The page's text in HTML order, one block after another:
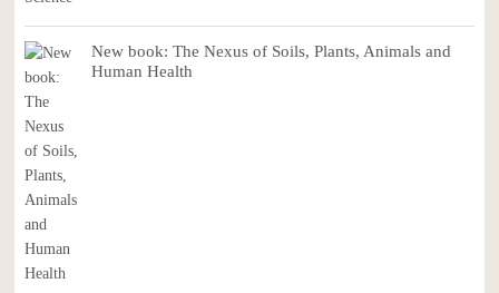
New book: The Nexus of Soils, Plants, Animals and
Human Health